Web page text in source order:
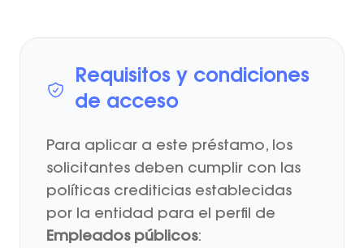
Requisitos y condiciones
de acceso
Para aplicar a este préstamo, los
solicitantes deben cumplir con las
políticas crediticias establecidas
por la entidad para el perfil de
Empleados públicos: